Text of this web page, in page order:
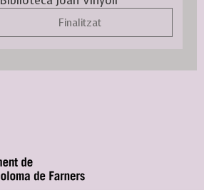
Finalitzat